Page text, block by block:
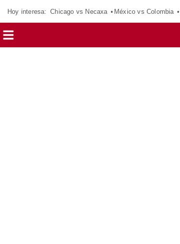
Hoy interesa: Chicago vs Necaxa México vs Colombia